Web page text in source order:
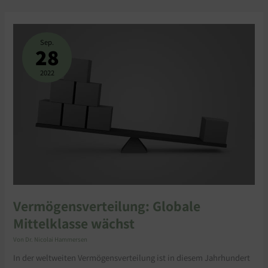
Sep.
28
2022
Vermögensverteilung: Globale
Mittelklasse wächst
Von Dr. Nicolai Hammersen
In der weltweiten Vermögensverteilung ist in diesem Jahrhundert
VERMÖGENSVERTEILUNG:
MITTELKLASSE
WÄCHST